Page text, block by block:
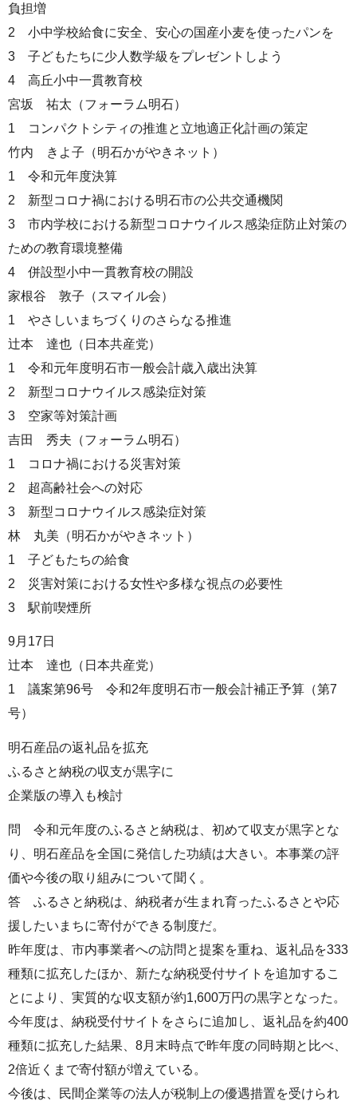
負担増
2 小中学校給食に安全、安心の国産小麦を使ったパンを
3 子どもたちに少人数学級をプレゼントしよう
4 高丘小中一貫教育校
宮坂 祐太（フォーラム明石）
1 コンパクトシティの推進と立地適正化計画の策定
竹内 きよ子（明石かがやきネット）
1 令和元年度決算
2 新型コロナ禍における明石市の公共交通機関
3 市内学校における新型コロナウイルス感染症防止対策の
ための教育環境整備
4 併設型小中一貫教育校の開設
家根谷 敦子（スマイル会）
1 やさしいまちづくりのさらなる推進
辻本 達也（日本共産党）
1 令和元年度明石市一般会計歳入歳出決算
2 新型コロナウイルス感染症対策
3 空家等対策計画
吉田 秀夫（フォーラム明石）
1 コロナ禍における災害対策
2 超高齢社会への対応
3 新型コロナウイルス感染症対策
林 丸美（明石かがやきネット）
1 子どもたちの給食
2 災害対策における女性や多様な視点の必要性
3 駅前喫煙所
9月17日
辻本 達也（日本共産党）
1 議案第96号 令和2年度明石市一般会計補正予算（第7
号）
明石産品の返礼品を拡充
ふるさと納税の収支が黒字に
企業版の導入も検討
問 令和元年度のふるさと納税は、初めて収支が黒字とな
り、明石産品を全国に発信した功績は大きい。本事業の評
価や今後の取り組みについて聞く。
答 ふるさと納税は、納税者が生まれ育ったふるさとや応
援したいまちに寄付ができる制度だ。
昨年度は、市内事業者への訪問と提案を重ね、返礼品を333
種類に拡充したほか、新たな納税受付サイトを追加するこ
とにより、実質的な収支額が約1,600万円の黒字となった。
今年度は、納税受付サイトをさらに追加し、返礼品を約400
種類に拡充した結果、8月末時点で昨年度の同時期と比べ、
2倍近くまで寄付額が増えている。
今後は、民間企業等の法人が税制上の優遇措置を受けられ